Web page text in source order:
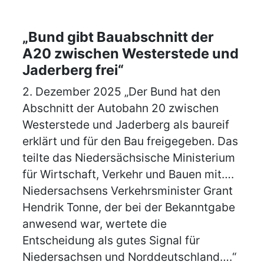
„Bund gibt Bauabschnitt der
A20 zwischen Westerstede und
Jaderberg frei“
2. Dezember 2025 „Der Bund hat den
Abschnitt der Autobahn 20 zwischen
Westerstede und Jaderberg als baureif
erklärt und für den Bau freigegeben. Das
teilte das Niedersächsische Ministerium
für Wirtschaft, Verkehr und Bauen mit….
Niedersachsens Verkehrsminister Grant
Hendrik Tonne, der bei der Bekanntgabe
anwesend war, wertete die
Entscheidung als gutes Signal für
Niedersachsen und Norddeutschland….“